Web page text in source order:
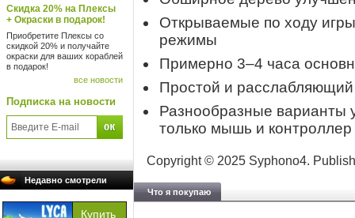
Скидка 20% на Плексы
+ Окраски в подарок!
Приобретите Плексы со
скидкой 20% и получайте
окраски для ваших кораблей
в подарок!
все новости
Подписка на новости
Недавно смотрели
Открываемые по ходу
режимы
Примерно 3–4 часа
Простой и расслабляющий
Разнообразные варианты
только мышь и контроллер
Copyright © 2025 Syphono4.
Что я покупаю